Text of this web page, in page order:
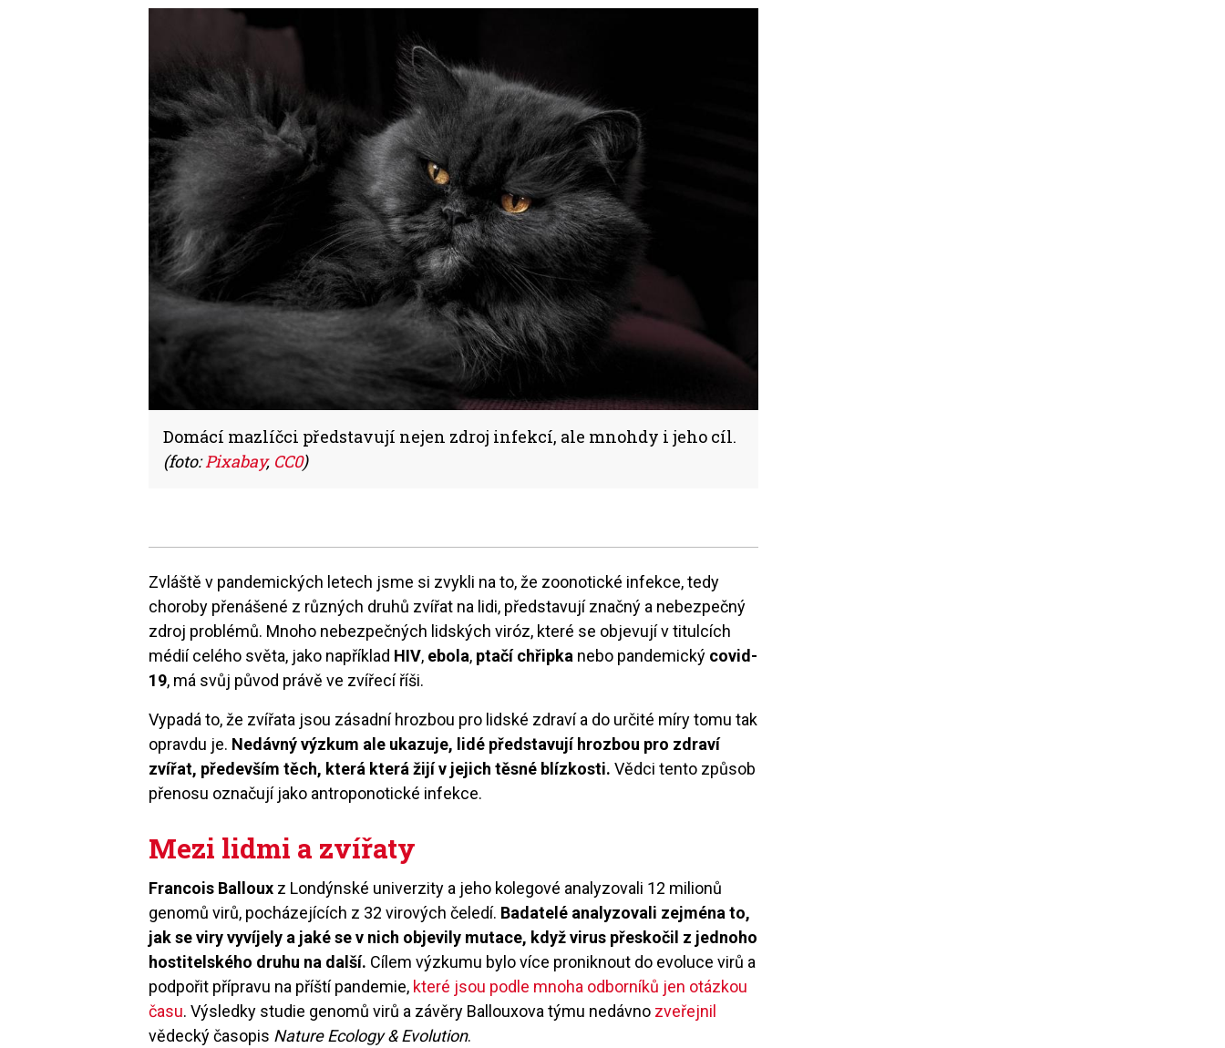
Domácí mazlíčci představují nejen zdroj infekcí, ale mnohdy i jeho cíl.
(foto:Pixabay, CC0)
Zvláště v pandemických letech jsme si zvykli na to, že zoonotické infekce, tedy
choroby přenášené z různých druhů zvířat na lidi, představují značný a nebezpečný
zdroj problémů. Mnoho nebezpečných lidských viróz, které se objevují v titulcích
médií celého světa, jako například HIV, ebola, ptačí chřipka nebo pandemický covid-
19, má svůj původ právě ve zvířecí říši.
Vypadá to, že zvířata jsou zásadní hrozbou pro lidské zdraví a do určité míry tomu tak
opravdu je. Nedávný výzkum ale ukazuje, lidé představují hrozbou pro zdraví
zvířat, především těch, která která žijí v jejich těsné blízkosti. Vědci tento způsob
přenosu označují jako antroponotické infekce.
Mezi lidmi a zvířaty
Francois Balloux z Londýnské univerzity a jeho kolegové analyzovali 12 milionů
genomů virů, pocházejících z 32 virových čeledí. Badatelé analyzovali zejména to,
jak se viry vyvíjely a jaké se v nich objevily mutace, když virus přeskočil z jednoho
hostitelského druhu na další. Cílem výzkumu bylo více proniknout do evoluce virů a
podpořit přípravu na příští pandemie, které jsou podle mnoha odborníků jen otázkou
času. Výsledky studie genomů virů a závěry Ballouxova týmu nedávno zveřejnil
vědecký časopis Nature Ecology & Evolution.